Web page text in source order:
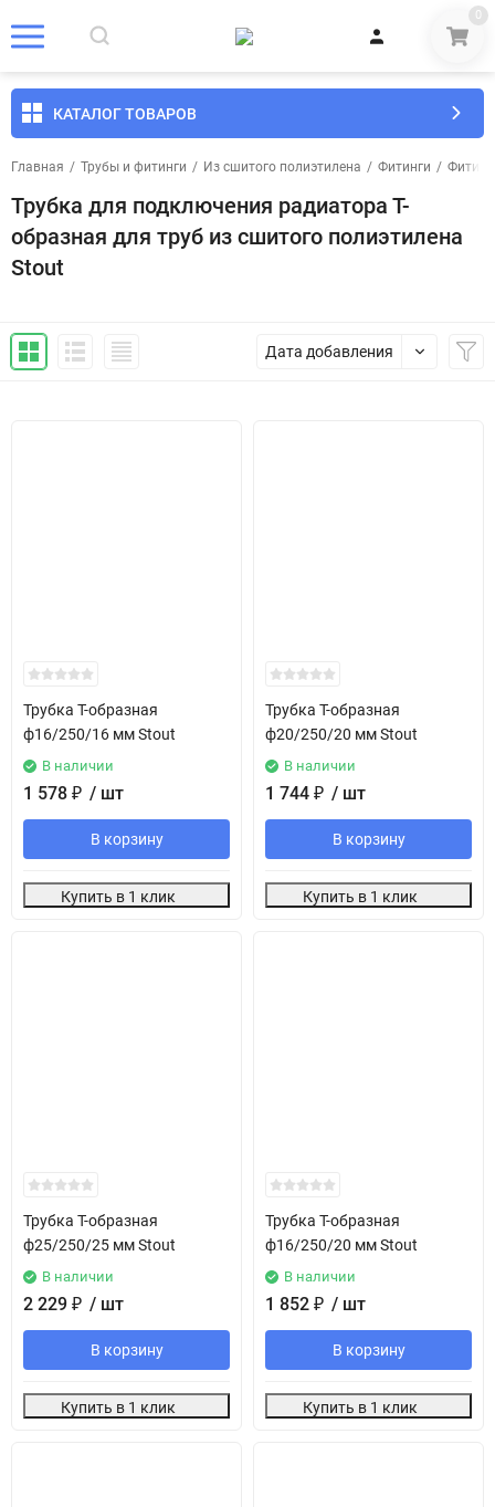
0
КАТАЛОГ ТОВАРОВ
Главная / Трубы и фитинги / Из сшитого полиэтилена / Фитинги /
Трубка для подключения радиатора Т-
образная для труб из сшитого полиэтилена
Stout
Дата добавления
Трубка T-образная
ф16/250/16 мм Stout
В наличии
1 578 ₽ / шт
В корзину
Купить в 1 клик
Трубка T-образная
ф20/250/20 мм Stout
В наличии
1 744 ₽ / шт
В корзину
Купить в 1 клик
Трубка T-образная
ф25/250/25 мм Stout
В наличии
2 229 ₽ / шт
В корзину
Купить в 1 клик
Трубка T-образная
ф16/250/20 мм Stout
В наличии
1 852 ₽ / шт
В корзину
Купить в 1 клик